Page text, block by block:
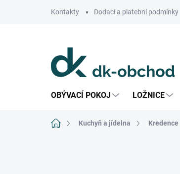
Kontakty Dodací a platební podmínky
OBÝVACÍ POKOJ LOŽNICE
Domů Kuchyň a jídelna